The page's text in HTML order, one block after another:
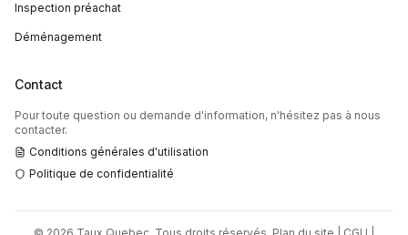
Inspection préachat
Déménagement
Contact
Pour toute question ou demande d'information, n'hésitez pas à nous
contacter.
Conditions générales d'utilisation
Politique de confidentialité